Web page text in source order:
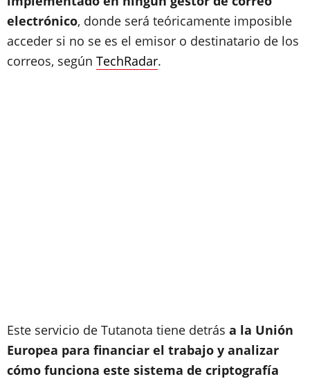
electrónico, donde será teóricamente imposible
acceder si no se es el emisor o destinatario de los
correos, según TechRadar.
Este servicio de Tutanota tiene detrás a la Unión
Europea para financiar el trabajo y analizar
cómo funciona este sistema de criptografía